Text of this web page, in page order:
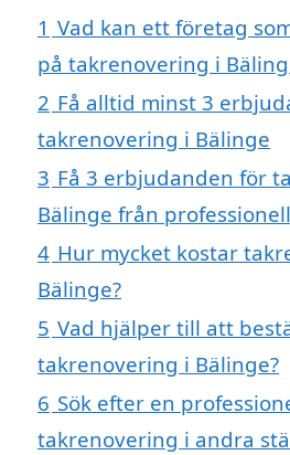
1 Vad kan ett företag
på takrenovering i
2 Få alltid minst 3
takrenovering i Bälinge
3 Få 3 erbjudanden för
Bälinge från
4 Hur mycket kostar
Bälinge?
5 Vad hjälper till att
takrenovering i Bälinge?
6 Sök efter en
takrenovering i andra